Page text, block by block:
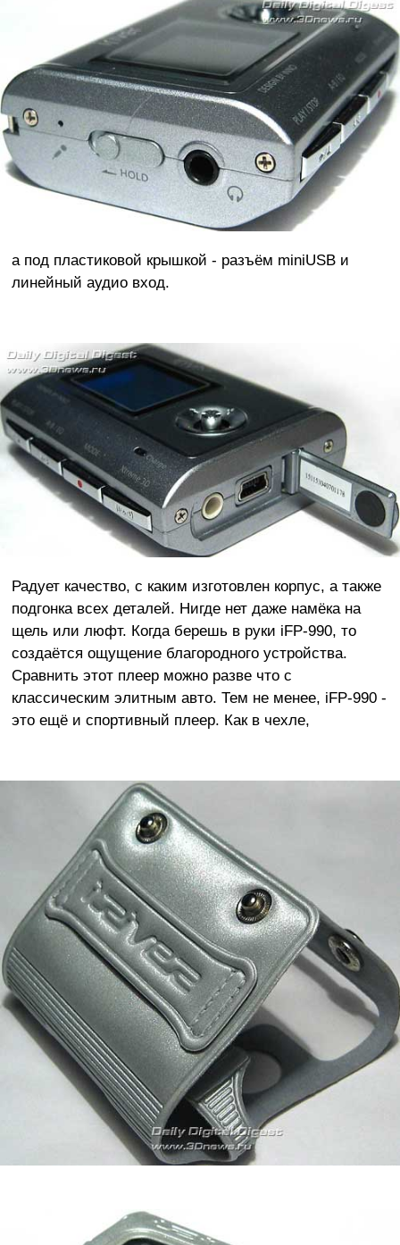
а под пластиковой крышкой - разъём miniUSB и
линейный аудио вход.
Радует качество, с каким изготовлен корпус, а также
подгонка всех деталей. Нигде нет даже намёка на
щель или люфт. Когда берешь в руки iFP-990, то
создаётся ощущение благородного устройства.
Сравнить этот плеер можно разве что с
классическим элитным авто. Тем не менее, iFP-990 -
это ещё и спортивный плеер. Как в чехле,